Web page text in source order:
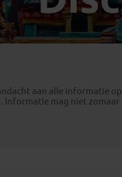
Mexico(4)
Paraguay(1)
aan alle informatie
Informatie mag niet